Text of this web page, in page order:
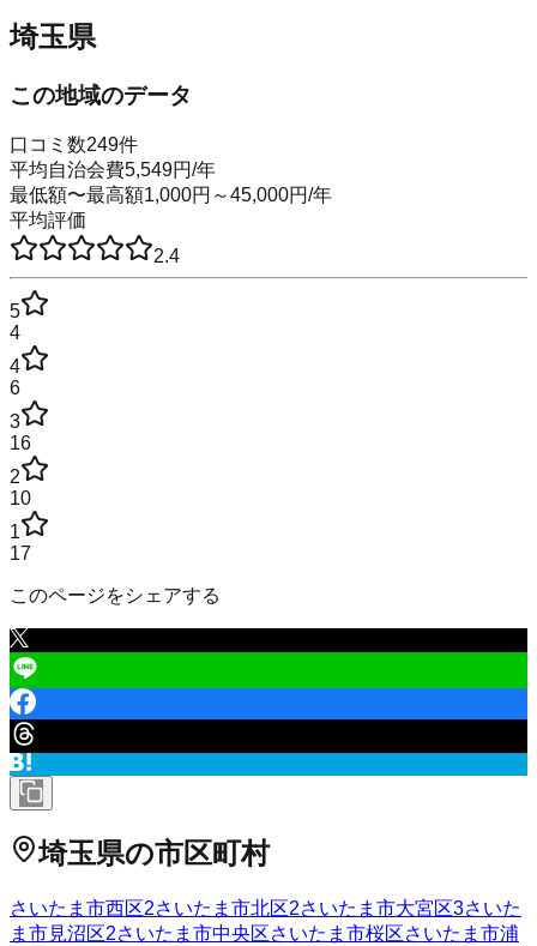
埼玉県
この地域のデータ
口コミ数249件
平均自治会費5,549円/年
最低額〜最高額1,000円～45,000円/年
平均評価
2.4
5
4
4
6
3
16
2
10
1
17
このページをシェアする
埼玉県の市区町村
さいたま市西区2さいたま市北区2さいたま市大宮区3さいた
ま市見沼区2さいたま市中央区さいたま市桜区さいたま市浦